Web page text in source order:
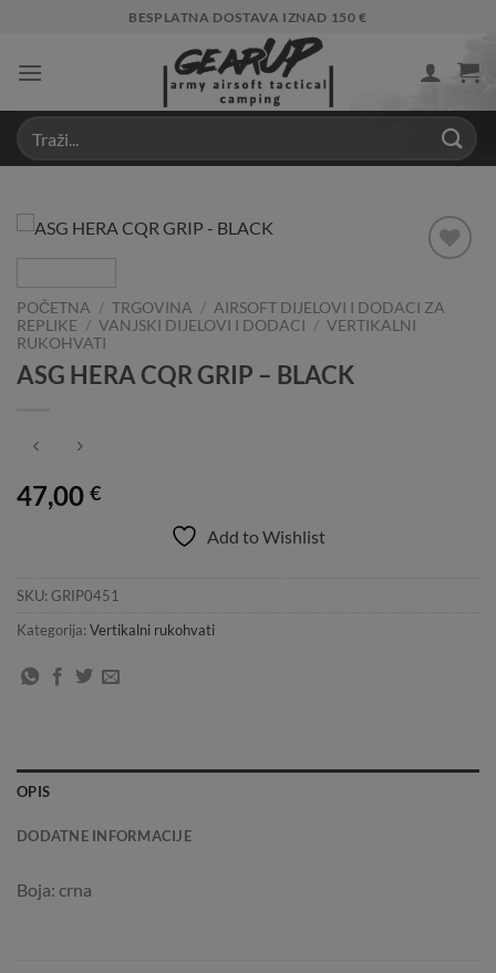
content
BESPLATNA DOSTAVA IZNAD 150 €
Wishlist
POČETNA / TRGOVINA / AIRSOFT DIJELOVI I DODACI ZA
REPLIKE / VANJSKI DIJELOVI I DODACI / VERTIKALNI
RUKOHVATI
ASG HERA CQR GRIP – BLACK
47,00 €
Add to Wishlist
SKU: GRIP0451
Kategorija: Vertikalni rukohvati
OPIS
DODATNE INFORMACIJE
Boja: crna